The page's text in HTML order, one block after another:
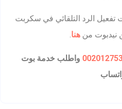
الرد التلقائي في سكربت
نيدبوت منهنا.
واطلب خدمة بوت